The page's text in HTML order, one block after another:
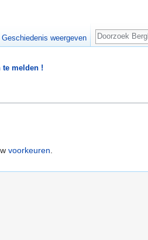
te melden !
voorkeuren
Geschiedenis weergeven
Zoeken